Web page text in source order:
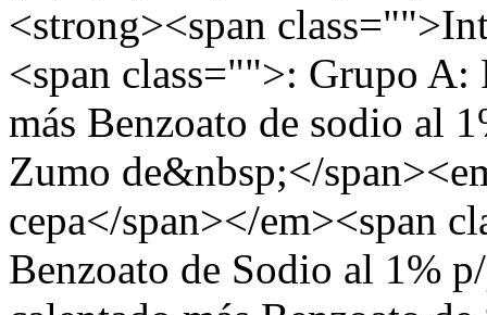
<strong><span
<span class="">: Grupo A:
más Benzoato de sodio al
Zumo de&nbsp;</
cepa</span></em><span
Benzoato de Sodio al 1%